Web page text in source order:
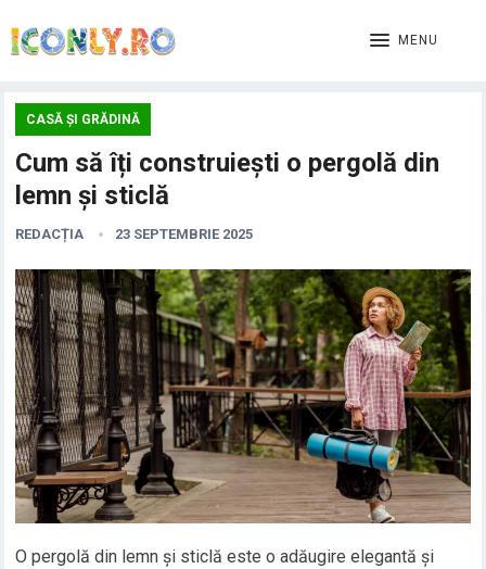
MENU
CASĂ ȘI GRĂDINĂ
Cum să îți construiești o pergolă din
lemn și sticlă
REDACȚIA 23 SEPTEMBRIE 2025
O pergolă din lemn și sticlă este o adăugire elegantă și